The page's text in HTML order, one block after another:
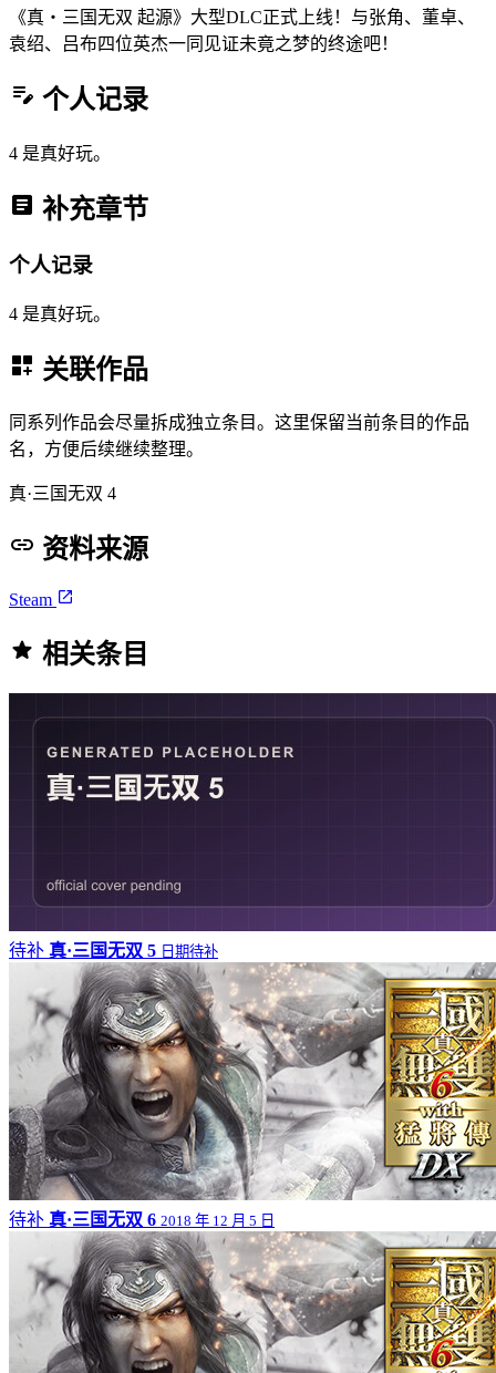
《真・三国无双 起源》大型DLC正式上线！与张角、董卓、
袁绍、吕布四位英杰一同见证未竟之梦的终途吧！
个人记录
4 是真好玩。
补充章节
个人记录
4 是真好玩。
关联作品
同系列作品会尽量拆成独立条目。这里保留当前条目的作品
名，方便后续继续整理。
真·三国无双 4
资料来源
Steam
相关条目
待补 真·三国无双 5 日期待补
待补 真·三国无双 6 2018 年 12 月 5 日